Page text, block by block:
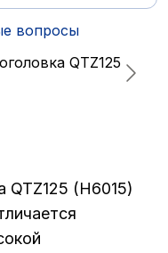
вопросы
QTZ125 (H6015)